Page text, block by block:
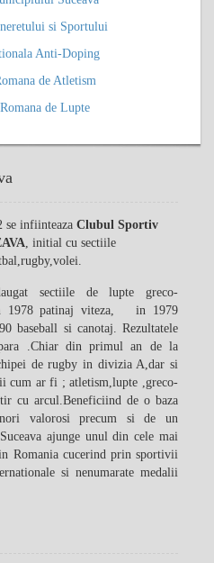
se infiinteaza Clubul Sportiv
, initial cu sectiile
sectiile de lupte greco-
1978 patinaj viteza, in 1979
baseball si canotaj. Rezultatele
.Chiar din primul an de la
de rugby in divizia A,dar si
ar fi ; atletism,lupte ,greco-
cu arcul.Beneficiind de o baza
valorosi precum si de un
ajunge unul din cele mai
Romania cucerind prin sportivii
si nenumarate medalii